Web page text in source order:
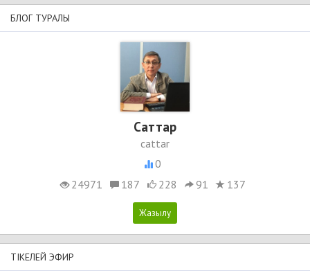
БЛОГ ТУРАЛЫ
Cаттар
cattar
0
24971
187 228 91 137
ТІКЕЛЕЙ ЭФИР